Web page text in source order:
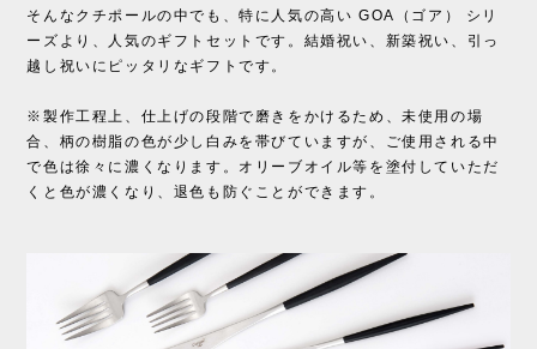
そんなクチポールの中でも、特に人気の高い GOA（ゴア） シリ
ーズより、人気のギフトセットです。結婚祝い、新築祝い、引っ
越し祝いにピッタリなギフトです。
※製作工程上、仕上げの段階で磨きをかけるため、未使用の場
合、柄の樹脂の色が少し白みを帯びていますが、ご使用される中
で色は徐々に濃くなります。オリーブオイル等を塗付していただ
くと色が濃くなり、退色も防ぐことができます。